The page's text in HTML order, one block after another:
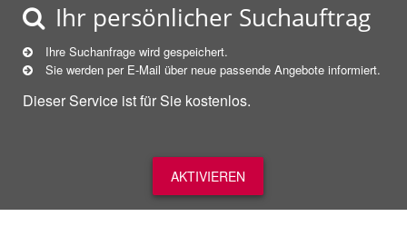
Ihr persönlicher Suchauftrag
Ihre Suchanfrage wird gespeichert.
Sie werden per E-Mail über neue passende Angebote informiert.
Dieser Service ist für Sie kostenlos.
AKTIVIEREN